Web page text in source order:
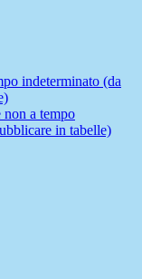
indeterminato (da
non a tempo
in tabelle)